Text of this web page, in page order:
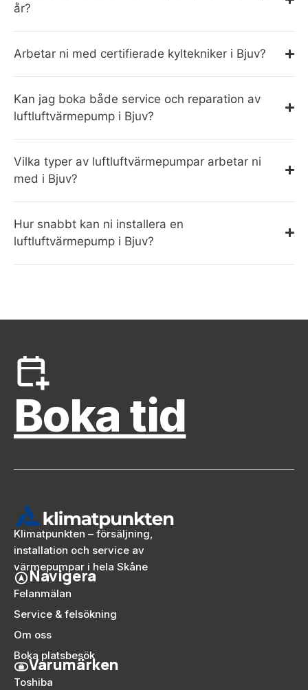
år?
Arbetar ni med certifierade kyltekniker i Bjuv?
Kan jag boka både service och reparation av
luftluftvärmepump i Bjuv?
Vilka typer av luftluftvärmepumpar arbetar ni
med i Bjuv?
Hur snabbt kan ni installera en
luftluftvärmepump i Bjuv?
Boka tid
Klimatpunkten – försäljning,
installation och service av
värmepumpar i hela Skåne
Navigera
Felanmälan
Service & felsökning
Om oss
Boka platsbesök
Varumärken
Toshiba